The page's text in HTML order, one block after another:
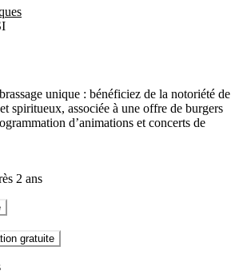
unique : bénéficiez de la notoriété de
spiritueux, associée à une offre de burgers
d’animations et concerts de
2 ans
gratuite